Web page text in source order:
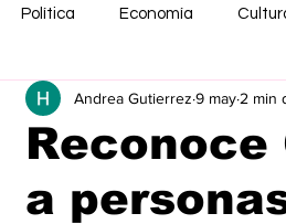
Política Economía
Reconoce
a
Andrea Gutierrez 9 may 2 min